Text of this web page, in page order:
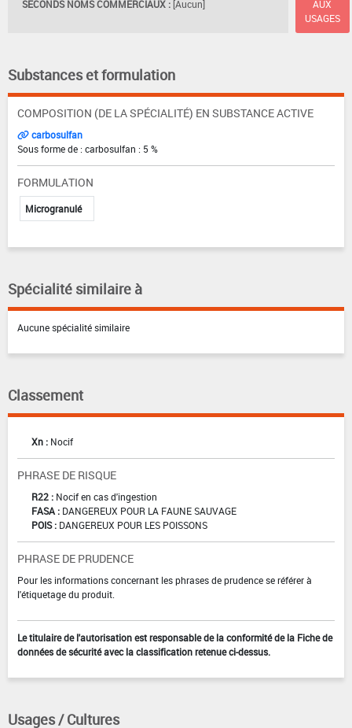
SECONDS NOMS COMMERCIAUX : [Aucun]
AUX
USAGES
Substances et formulation
COMPOSITION (DE LA SPÉCIALITÉ) EN SUBSTANCE ACTIVE
carbosulfan
Sous forme de : carbosulfan : 5 %
FORMULATION
Microgranulé
Spécialité similaire à
Aucune spécialité similaire
Classement
Xn : Nocif
PHRASE DE RISQUE
R22 : Nocif en cas d'ingestion
FASA : DANGEREUX POUR LA FAUNE SAUVAGE
POIS : DANGEREUX POUR LES POISSONS
PHRASE DE PRUDENCE
Pour les informations concernant les phrases de prudence se référer à
l'étiquetage du produit.
Le titulaire de l'autorisation est responsable de la conformité de la Fiche de
données de sécurité avec la classification retenue ci-dessus.
Usages / Cultures